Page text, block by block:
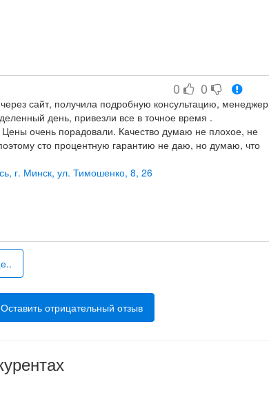
0 0
сайт, получила подробную консультацию, менеджер
день, привезли все в точное время .
очень порадовали. Качество думаю не плохое, не
сто процентную гарантию не даю, но думаю, что
ещё обращаться в данный магазин за запчастями для
именно там, думаю каждый останется даволен.
г. Минск, ул. Тимошенко, 8, 26
отрицательный отзыв